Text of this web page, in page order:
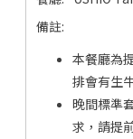
本餐廳為
排會有生
晚間標準
求，請提